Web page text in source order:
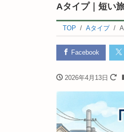
Aタイプ｜短い
TOP Aタイプ
Facebook
2026年4月13日